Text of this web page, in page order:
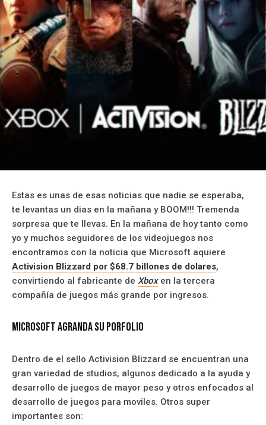
Estas es unas de esas noticias que nadie se esperaba,
te levantas un dias en la mañana y BOOM!!! Tremenda
sorpresa que te llevas. En la mañana de hoy tanto como
yo y muchos seguidores de los videojuegos nos
encontramos con la noticia que Microsoft aquiere
Activision Blizzard por $68.7 billones de dolares,
convirtiendo al fabricante de Xboxen la tercera
compañía de juegos más grande por ingresos.
Microsoft agranda su porfolio
Dentro de el sello Activision Blizzard se encuentran una
gran variedad de studios, algunos dedicado a la ayuda y
desarrollo de juegos de mayor peso y otros enfocados al
desarrollo de juegos para moviles. Otros super
importantes son: